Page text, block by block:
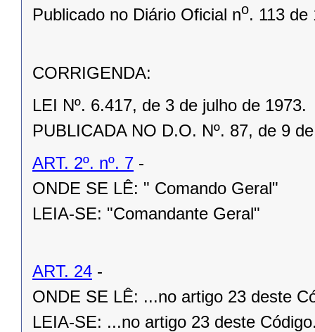
Publicado no Diário Oficial no. 113 de
CORRIGENDA:
LEI Nº. 6.417, de 3 de julho de 1973.
PUBLICADA NO D.O. Nº. 87, de 9
ART. 2º. nº. 7 -
ONDE SE LÊ: " Comando Geral"
LEIA-SE: "Comandante Geral"
ART. 24 -
ONDE SE LÊ: ...no artigo 23 deste
LEIA-SE: ...no artigo 23 deste